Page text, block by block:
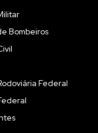
Bombeiros
Federal